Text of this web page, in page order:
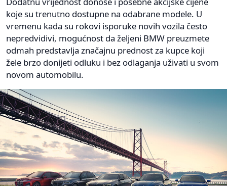
koje su trenutno dostupne na odabrane modele. U
vremenu kada su rokovi isporuke novih vozila često
nepredvidivi, mogućnost da željeni BMW preuzmete
odmah predstavlja značajnu prednost za kupce koji
žele brzo donijeti odluku i bez odlaganja uživati u svom
novom automobilu.